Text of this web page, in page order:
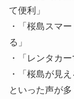
て便利」
・「桜島スマ
る」
・「レンタカ
・「桜島が見
といった声が